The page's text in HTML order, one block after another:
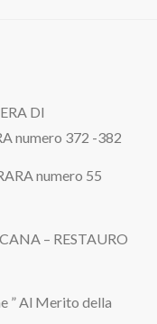
DI
numero 372 -382
numero 55
– RESTAURO
” Al Merito della